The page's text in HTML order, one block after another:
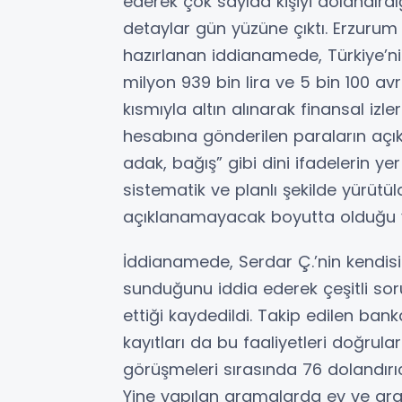
detaylar gün yüzüne çıktı.
hazırlanan iddianamede,
milyon 939 bin lira ve 5 bin 100
kısmıyla altın alınarak finansal
hesabına gönderilen paraların
adak, bağış” gibi dini ifadelerin
sistematik ve planlı şekilde
açıklanamayacak boyutta olduğu
İddianamede, Serdar Ç.’nin
sunduğunu iddia ederek çeşitli
ettiği kaydedildi. Takip edilen
kayıtları da bu faaliyetleri
görüşmeleri sırasında 76
Yine yapılan aramalarda ev ve